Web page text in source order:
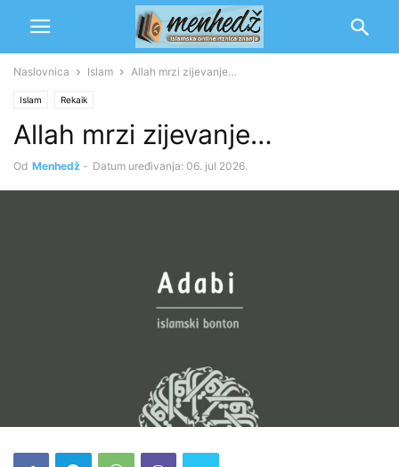
Naslovnica Islam Allah mrzi zijevanje…
Islam Rekaik
Allah mrzi zijevanje…
Od Menhedž - Datum uređivanja: 06. jul 2026.